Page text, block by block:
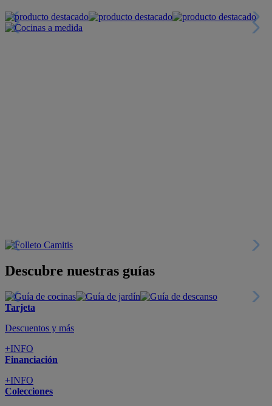
Descubre nuestras guías
Tarjeta
Descuentos y más
+INFO
Financiación
+INFO
Colecciones